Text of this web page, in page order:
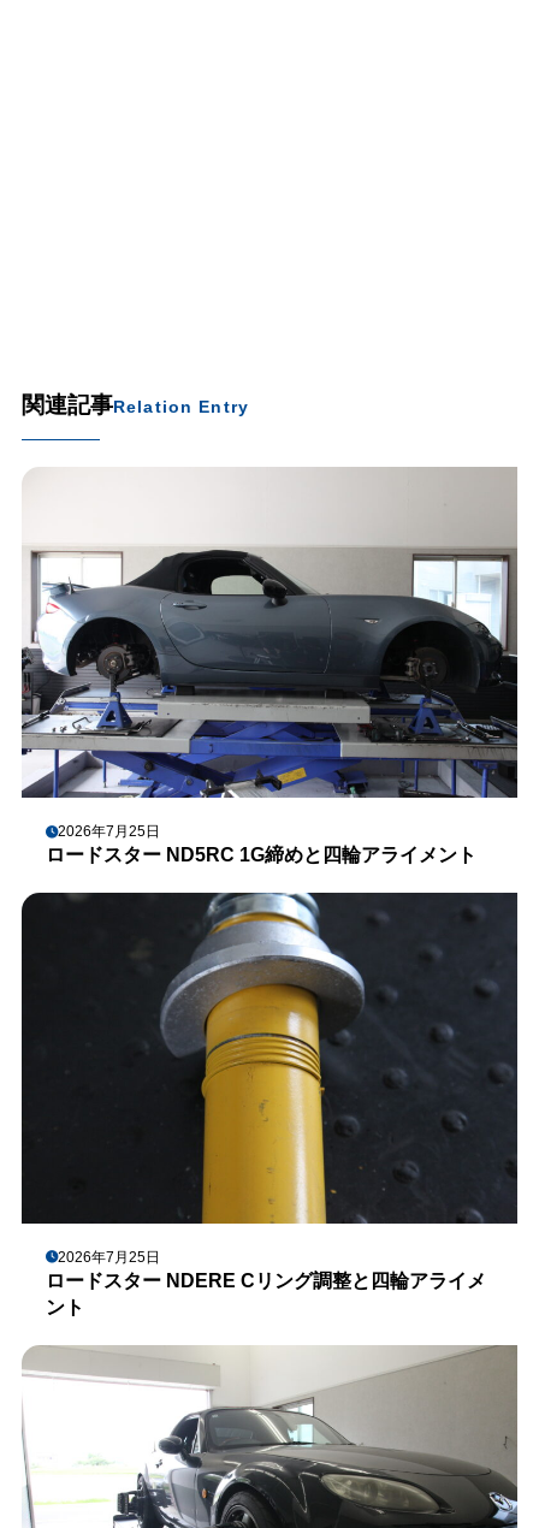
関連記事Relation Entry
2026年7月25日
ロードスター ND5RC 1G締めと四輪アライメント
2026年7月25日
ロードスター NDERE Cリング調整と四輪アライメ
ント